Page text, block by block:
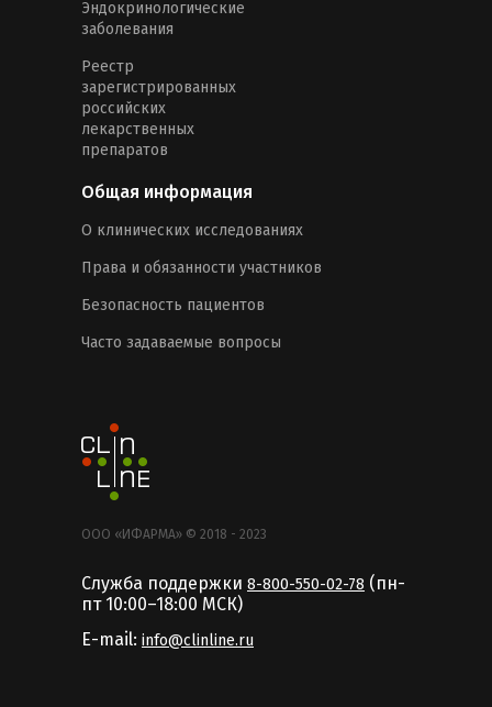
Эндокринологические
заболевания
Реестр
зарегистрированных
российских
лекарственных
препаратов
Общая информация
О клинических исследованиях
Права и обязанности участников
Безопасность пациентов
Часто задаваемые вопросы
ООО «ИФАРМА» © 2018 - 2023
Служба поддержки 8-800-550-02-78 (пн-
пт 10:00–18:00 MCК)
E-mail: info@clinline.ru